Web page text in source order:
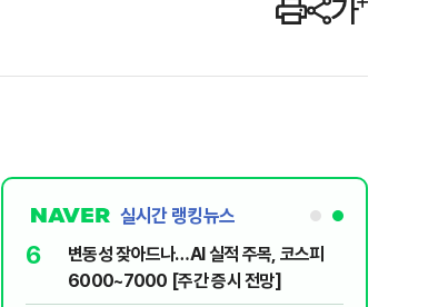
실시간 랭킹뉴스
1
"한글 적힌 쓰레기가…전 세계에 알려버릴
것" 경고 날린 日